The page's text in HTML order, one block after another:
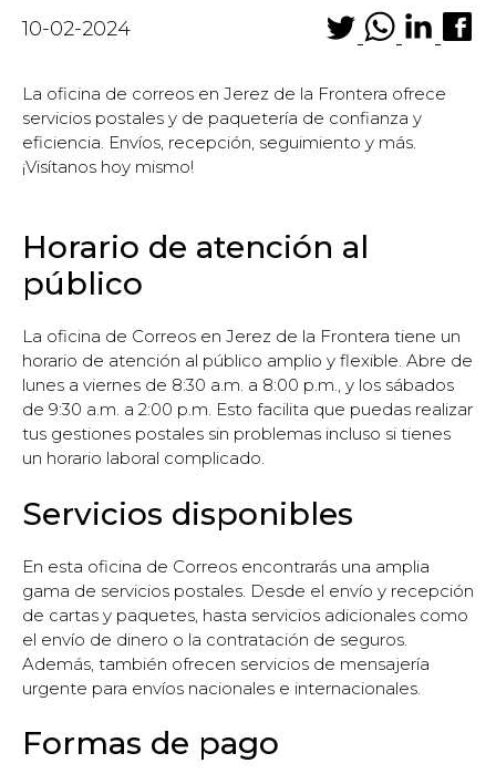
10-02-2024
La oficina de correos en Jerez de la Frontera ofrece
servicios postales y de paquetería de confianza y
eficiencia. Envíos, recepción, seguimiento y más.
¡Visítanos hoy mismo!
Horario de atención al
público
La oficina de Correos en Jerez de la Frontera tiene un
horario de atención al público amplio y flexible. Abre de
lunes a viernes de 8:30 a.m. a 8:00 p.m., y los sábados
de 9:30 a.m. a 2:00 p.m. Esto facilita que puedas realizar
tus gestiones postales sin problemas incluso si tienes
un horario laboral complicado.
Servicios disponibles
En esta oficina de Correos encontrarás una amplia
gama de servicios postales. Desde el envío y recepción
de cartas y paquetes, hasta servicios adicionales como
el envío de dinero o la contratación de seguros.
Además, también ofrecen servicios de mensajería
urgente para envíos nacionales e internacionales.
Formas de pago